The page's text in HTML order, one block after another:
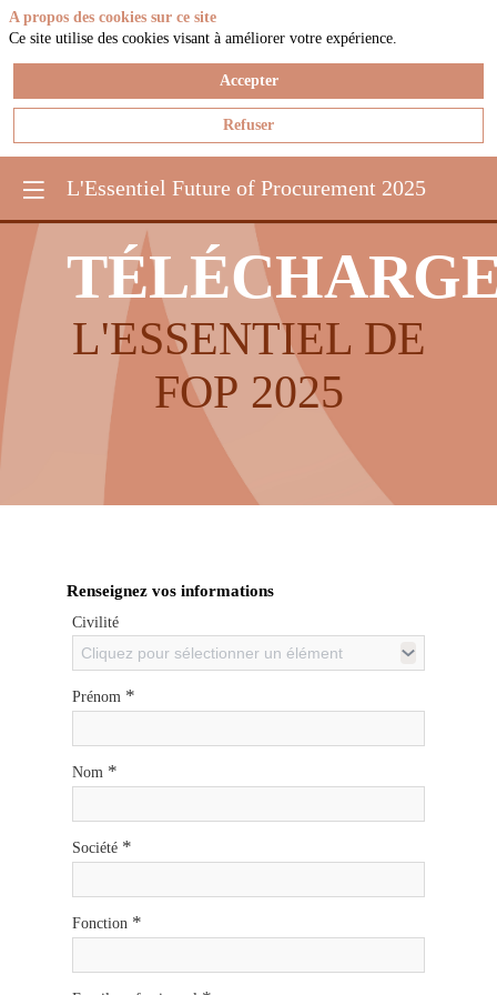
L'Essentiel Future of Procurement 2025
L'ESSENTIEL DE
FOP 2025
Renseignez vos informations
Civilité
Cliquez pour sélectionner un élément
Prénom *
Nom *
Société *
Fonction *
A propos des cookies sur ce site
Ce site utilise des cookies visant à améliorer votre expérience.
Accepter
Refuser